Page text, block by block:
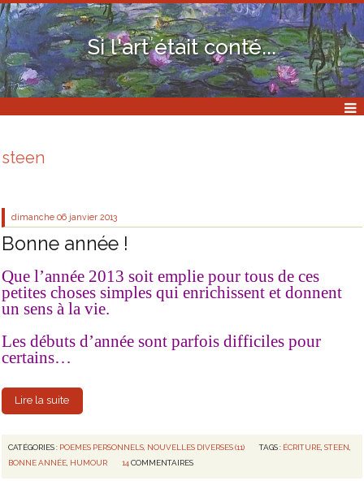
Si l'art était conté...
steen
dimanche 06 janvier 2013
Bonne année !
Que l’année 2013 soit emplie pour tous de ces
petites choses simples qui enrichissent et donnent
un sens à la vie.
Les débuts d’année sont parfois difficiles pour
certains…
Lire la suite
CATÉGORIES : POEMES PERSONNELS, NOUVELLES DIVERSES (11) TAGS : ÉCRITURE ,STEEN
BONNE ANNÉE HUMOUR 14 COMMENTAIRES